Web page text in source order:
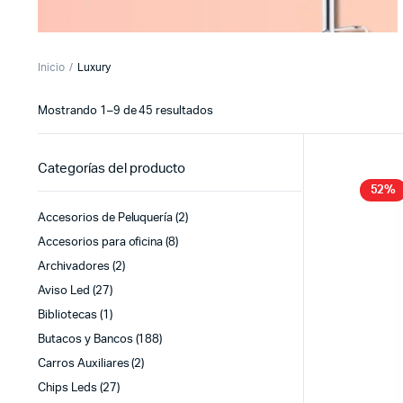
Inicio Luxury
Mostrando 1–9 de 45 resultadosSorted
52%
Categorías del producto
Accesorios de Peluquería (2)
Accesorios para oficina (8)
Archivadores (2)
Aviso Led (27)
Bibliotecas (1)
Butacos y Bancos (188)
Carros Auxiliares (2)
Chips Leds (27)